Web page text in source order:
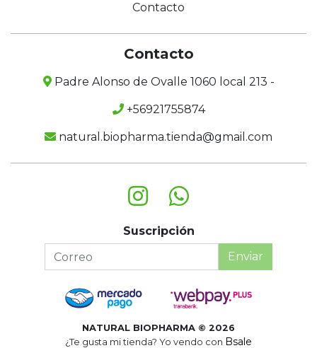
Contacto
Contacto
Padre Alonso de Ovalle 1060 local 213 -
+56921755874
natural.biopharma.tienda@gmail.com
Suscripción
Enviar
NATURAL BIOPHARMA © 2026
¿Te gusta mi tienda? Yo vendo con Bsale